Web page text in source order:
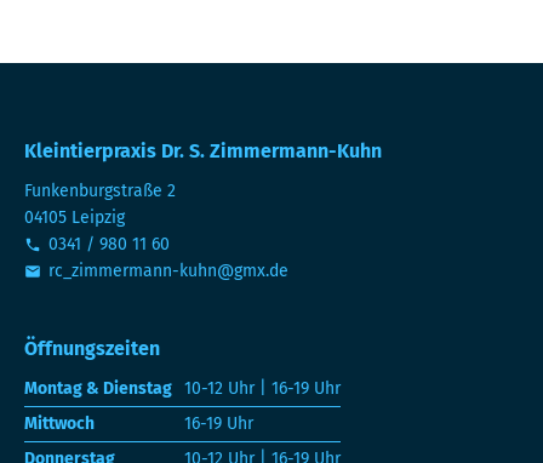
Kleintierpraxis Dr. S. Zimmermann-Kuhn
Funkenburgstraße 2
04105 Leipzig
0341 / 980 11 60
rc_zimmermann-kuhn@gmx.de
Öffnungszeiten
Montag & Dienstag 10-12 Uhr | 16-19 Uhr
Mittwoch
16-19 Uhr
Donnerstag
10-12 Uhr | 16-19 Uhr